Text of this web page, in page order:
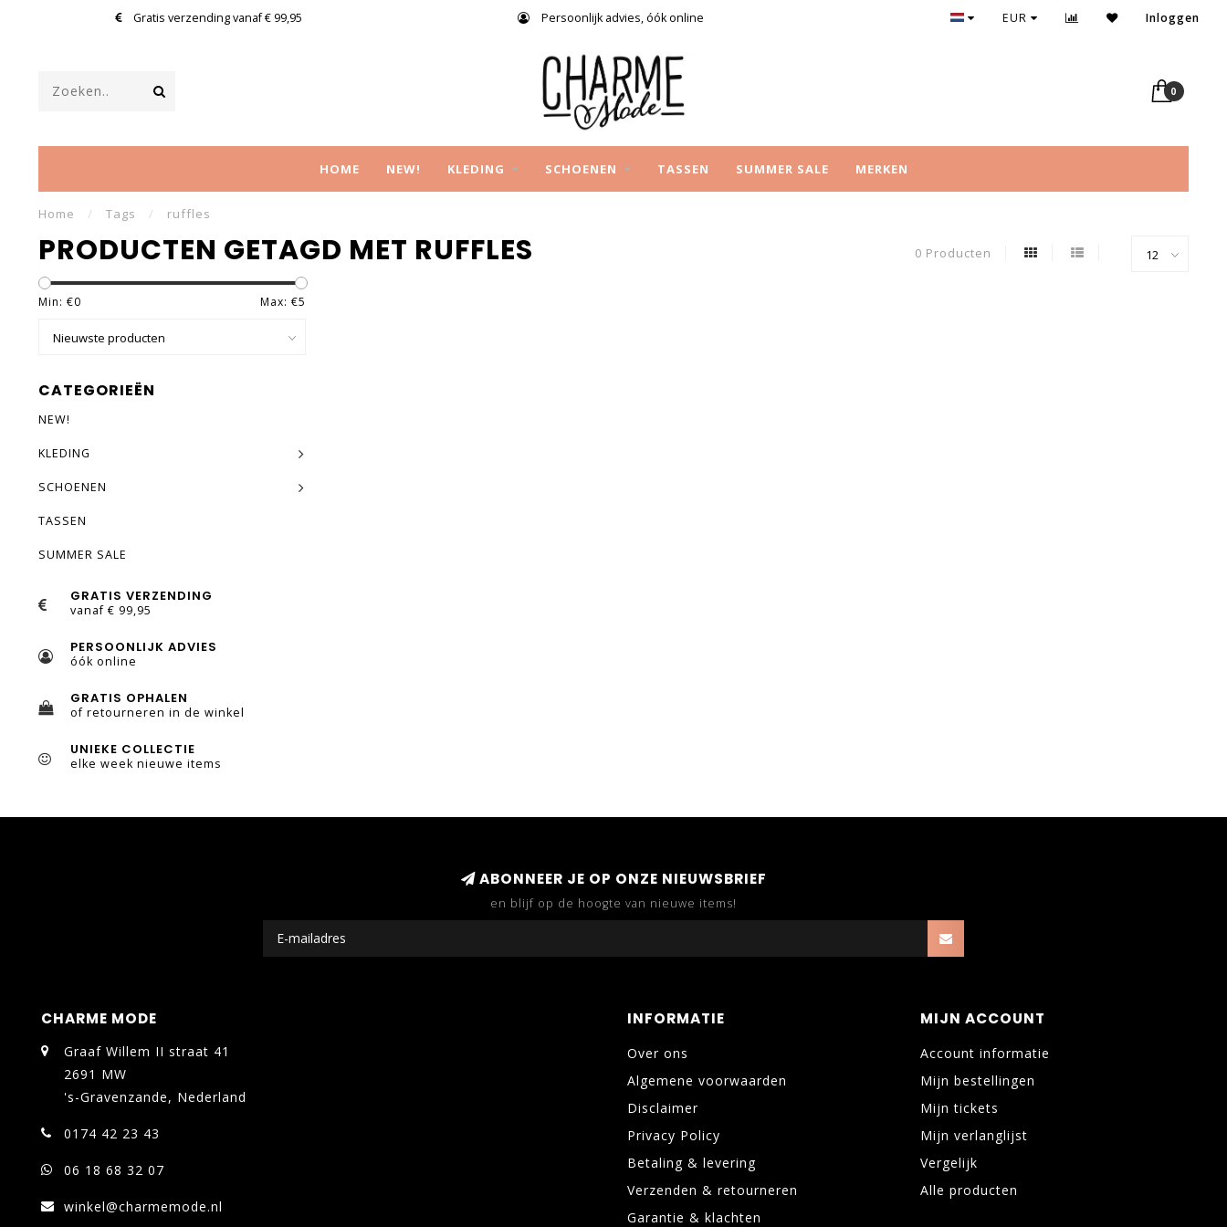
Gratis verzending vanaf € 99,95 Persoonlijk advies, óók online EUR Inloggen
0
HOME NEW! KLEDING SCHOENEN TASSEN SUMMER SALE MERKEN
Home / Tags / ruffles
PRODUCTEN GETAGD MET RUFFLES 0 Producten
Min: €0 Max: €5
CATEGORIEËN
NEW!
KLEDING
SCHOENEN
TASSEN
SUMMER SALE
GRATIS VERZENDING
vanaf € 99,95
PERSOONLIJK ADVIES
óók online
GRATIS OPHALEN
of retourneren in de winkel
UNIEKE COLLECTIE
elke week nieuwe items
ABONNEER JE OP ONZE NIEUWSBRIEF
en blijf op de hoogte van nieuwe items!
CHARME MODE
Graaf Willem II straat 41
2691 MW
's-Gravenzande, Nederland
0174 42 23 43
06 18 68 32 07
winkel@charmemode.nl
INFORMATIE
Over ons
Algemene voorwaarden
Disclaimer
Privacy Policy
Betaling & levering
Verzenden & retourneren
Garantie & klachten
MIJN ACCOUNT
Account informatie
Mijn bestellingen
Mijn tickets
Mijn verlanglijst
Vergelijk
Alle producten